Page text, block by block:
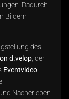
Dadurch
Bildern
des
d.velop, der
Eventvideo
Nacherleben.